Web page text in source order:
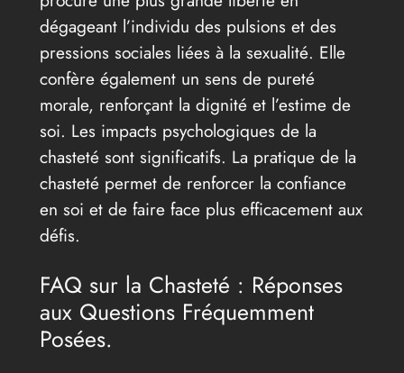
dégageant l’individu des pulsions et des
pressions sociales liées à la sexualité. Elle
confère également un sens de pureté
morale, renforçant la dignité et l’estime de
soi. Les impacts psychologiques de la
chasteté sont significatifs. La pratique de la
chasteté permet de renforcer la confiance
en soi et de faire face plus efficacement aux
défis.
FAQ sur la Chasteté : Réponses
aux Questions Fréquemment
Posées.